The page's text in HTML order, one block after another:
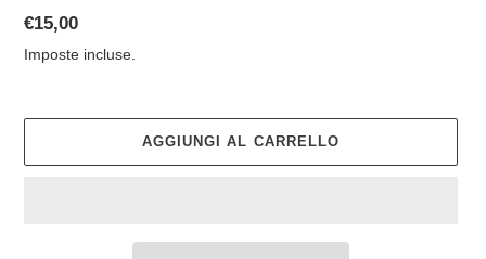
Prezzo
di
€15,00
Imposte incluse.
AGGIUNGI AL CARRELLO